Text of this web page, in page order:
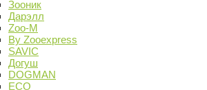
Зооник
Дарэлл
Zoo-M
By Zooexpress
SAVIC
Догуш
DOGMAN
ECO